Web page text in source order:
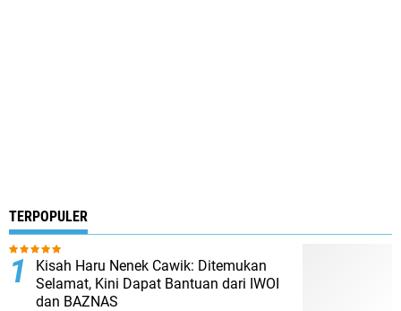
TERPOPULER
Kisah Haru Nenek Cawik: Ditemukan
Selamat, Kini Dapat Bantuan dari IWOI
dan BAZNAS